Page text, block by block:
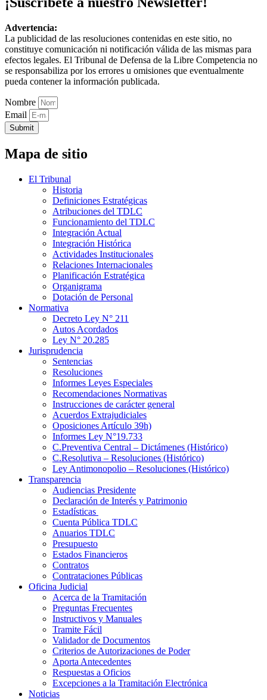
Advertencia:
La publicidad de las resoluciones contenidas en este sitio, no
constituye comunicación ni notificación válida de las mismas para
efectos legales. El Tribunal de Defensa de la Libre Competencia no
se responsabiliza por los errores u omisiones que eventualmente
pueda contener la información publicada.
Nombre
Email
Submit
Mapa de sitio
El Tribunal
Historia
Definiciones Estratégicas
Atribuciones del TDLC
Funcionamiento del TDLC
Integración Actual
Integración Histórica
Actividades Institucionales
Relaciones Internacionales
Planificación Estratégica
Organigrama
Dotación de Personal
Normativa
Decreto Ley N° 211
Autos Acordados
Ley N° 20.285
Jurisprudencia
Sentencias
Resoluciones
Informes Leyes Especiales
Recomendaciones Normativas
Instrucciones de carácter general
Acuerdos Extrajudiciales
Oposiciones Artículo 39h)
Informes Ley N°19.733
C.Preventiva Central – Dictámenes (Histórico)
C.Resolutiva – Resoluciones (Histórico)
Ley Antimonopolio – Resoluciones (Histórico)
Transparencia
Audiencias Presidente
Declaración de Interés y Patrimonio
Estadísticas
Cuenta Pública TDLC
Anuarios TDLC
Presupuesto
Estados Financieros
Contratos
Contrataciones Públicas
Oficina Judicial
Acerca de la Tramitación
Preguntas Frecuentes
Instructivos y Manuales
Tramite Fácil
Validador de Documentos
Criterios de Autorizaciones de Poder
Aporta Antecedentes
Respuestas a Oficios
Excepciones a la Tramitación Electrónica
Noticias